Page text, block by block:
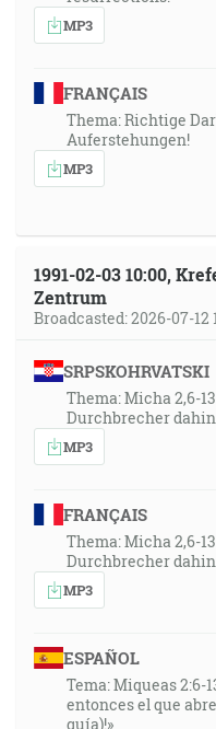
MP3
FRANÇAIS
Thema: Richtige
Auferstehungen!
MP3
1991-02-03 10:00,
Zentrum
Broadcasted: 2026-07-12
SRPSKOHRVATSKI
Thema: Micha 2,6-
Durchbrecher
MP3
FRANÇAIS
Thema: Micha 2,6-
Durchbrecher
MP3
ESPAÑOL
Tema: Miqueas 2:6-
entonces el que
guía)!»